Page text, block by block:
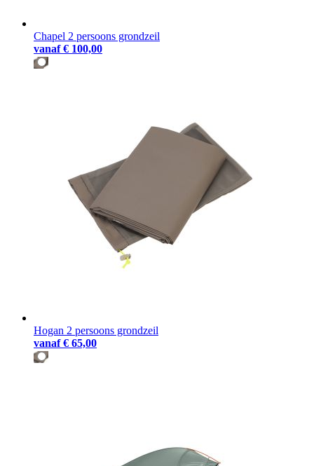
Chapel 2 persoons grondzeil
vanaf € 100,00
Hogan 2 persoons grondzeil
vanaf € 65,00